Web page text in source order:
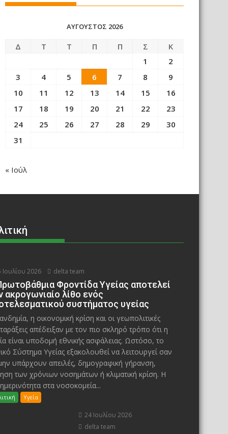
ΑΎΓΟΥΣΤΟΣ 2026
Δ Τ Τ Π Π Σ
Κ
1
2
3
4 5 6 7 8
9
10
11 12 13 14 15
16
17
18 19 20 21 22
23
24
25 26 27 28 29
30
31
« Ιούλ
Ιουλίου 2026 delta team
Φροντίδα Υγείας αποτελεί
ακρογωνιαίο λίθο ενός
συστήματος υγείας
η οικονομική κρίση και οι γεωπολιτικές
απέδειξαν με τον πιο σκληρό τρόπο ότι η
είναι υποδομή εθνικής ασφάλειας. Ωστόσο, το
Σύστημα Υγείας εξακολουθεί να λειτουργεί σαν
υπάρχουν απειλές, δημογραφική γήρανση,
των χρόνιων νοσημάτων ή κλιματική κρίση. Η
στα νοσοκομεία...
Υγεία
24 Ιουλίου 2026
delta team